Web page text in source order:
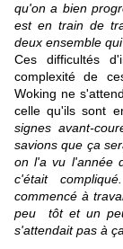
qu'on a bien
est en train de
deux ensemble
Ces difficultés
complexité de
Woking ne
celle qu'ils sont
signes avant-
savions que ça
on l'a vu l'année
c'était
commencé à
peu tôt et un
s'attendait pas à ça.